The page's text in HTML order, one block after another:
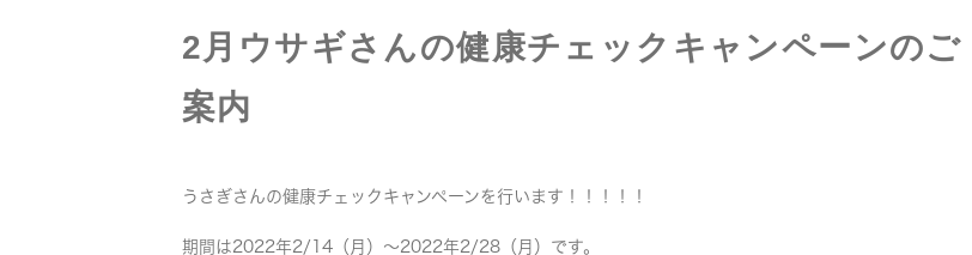
2月ウサギさんの健康チェックキャンペーンのご
案内
うさぎさんの健康チェックキャンペーンを行います！！！！！
期間は2022年2/14（月）～2022年2/28（月）です。